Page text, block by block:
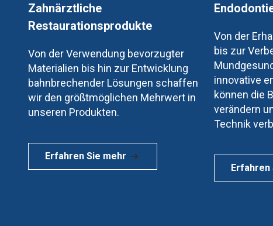
Zahnärztliche
Restaurationsprodukte
Von der Verwendung bevorzugter
Materialien bis hin zur Entwicklung
bahnbrechender Lösungen schaffen
wir den größtmöglichen Mehrwert in
unseren Produkten.
Erfahren Sie mehr
Von der
bis zur
innovative
können die
verändern
Technik
Erfahren